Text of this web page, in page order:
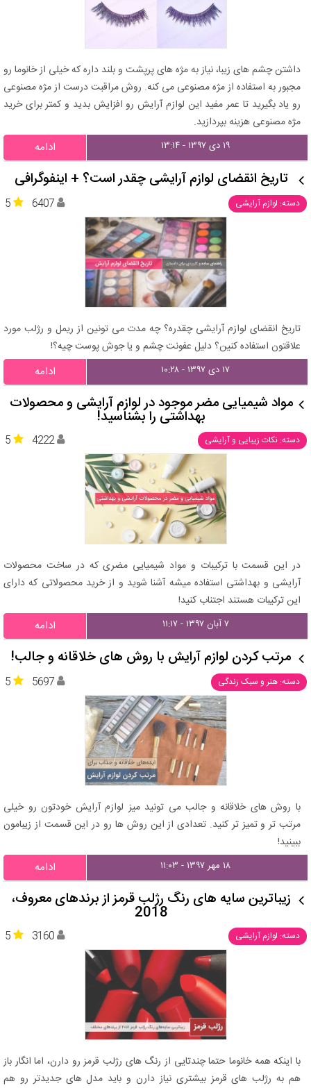
داشتن چشم های زیبا، نیاز به مژه های پرپشت و بلند داره که خیلی از خانوما رو
مجبور به استفاده از مژه مصنوعی می کنه. روش مراقبت درست از مژه مصنوعی
رو یاد بگیرید تا عمر مفید این لوازم آرایش رو افزایش بدید و کمتر برای خرید
مژه مصنوعی هزینه بپردازید.
۱۹ دی ۱۳۹۷ - ۱۳:۱۴ ادامه
تاریخ انقضای لوازم آرایشی چقدر است؟ + اینفوگرافی
دسته: لوازم آرایشی 5 6407
تاریخ انقضای لوازم آرایشی چقدره؟ چه مدت می تونین از ریمل و رژلب مورد
علاقتون استفاده کنین؟ دلیل عفونت چشم و یا جوش پوست چیه؟!
۱۷ دی ۱۳۹۷ - ۱۰:۲۸ ادامه
مواد شیمیایی مضر موجود در لوازم آرایشی و محصولات
بهداشتی را بشناسید!
دسته: نکات زیبایی و آرایشی 5 4222
در این قسمت با ترکیبات و مواد شیمیایی مضری که در ساخت محصولات
آرایشی و بهداشتی استفاده میشه آشنا شوید و از خرید محصولاتی که دارای
این ترکیبات هستند اجتناب کنید!
۷ آبان ۱۳۹۷ - ۱۱:۱۷ ادامه
مرتب کردن لوازم آرایش با روش های خلاقانه و جالب!
دسته: هنر و سبک زندگی 5 5697
با روش های خلاقانه و جالب می تونید میز لوازم آرایش خودتون رو خیلی
مرتب تر و تمیز تر کنید. تعدادی از این روش ها رو در این قسمت از زیبامون
ببینید!
۱۸ مهر ۱۳۹۷ - ۱۱:۰۳ ادامه
زیباترین سایه های رنگ رژلب قرمز از برندهای معروف،
2018
دسته: لوازم آرایشی 5 3160
با اینکه همه خانوما حتما چندتایی از رنگ های رژلب قرمز رو دارن، اما انگار باز
هم به رژلب های قرمز بیشتری نیاز دارن و باید مدل های جدیدتر رو هم